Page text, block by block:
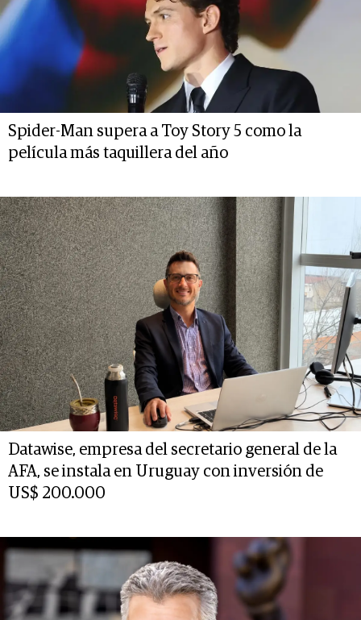
Spider-Man supera a Toy Story 5 como la
película más taquillera del año
Datawise, empresa del secretario general de la
AFA, se instala en Uruguay con inversión de
US$ 200.000